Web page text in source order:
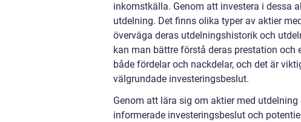
inkomstkälla. Genom att investera i dessa
utdelning. Det finns olika typer av aktier
överväga deras utdelningshistorik och
kan man bättre förstå deras prestation
både fördelar och nackdelar, och det är
välgrundade investeringsbeslut.
Genom att lära sig om aktier med
informerade investeringsbeslut och